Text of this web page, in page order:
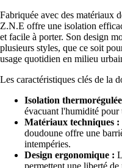
Fabriquée avec des matériaux
Z.N.E offre une isolation
et facile à porter. Son design
plusieurs styles, que ce soit
usage quotidien en milieu
Les caractéristiques clés de la
Isolation
évacuant l'humidité
Matériaux techniques :
doudoune offre une
intempéries.
Design ergonomique :